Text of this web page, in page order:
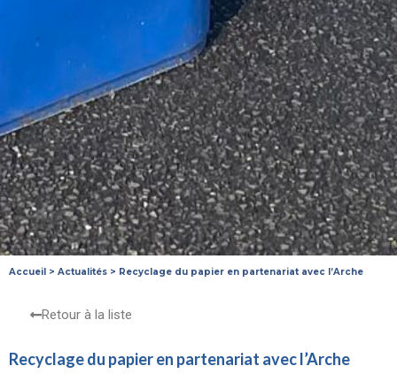
Accueil > Actualités > Recyclage du papier en partenariat avec l’Arche
Retour à la liste
Recyclage du papier en partenariat avec l’Arche